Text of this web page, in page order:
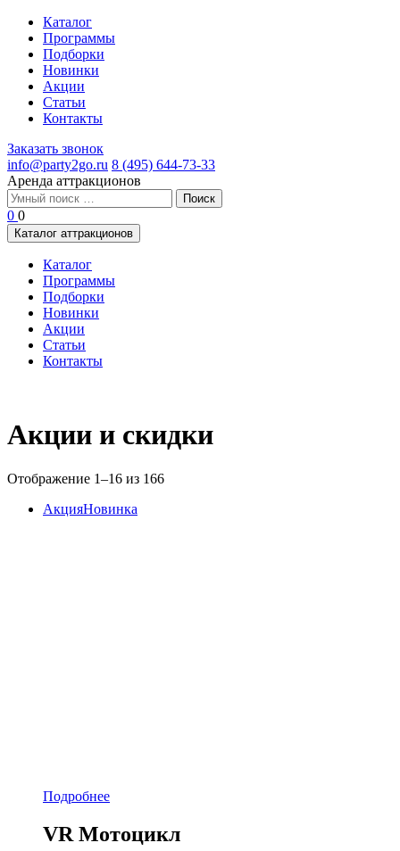
Каталог
Программы
Подборки
Новинки
Акции
Статьи
Контакты
Заказать звонок
info@party2go.ru 8 (495) 644-73-33
Аренда аттракционов
Найти:
0 0
Каталог аттракционов
Каталог
Программы
Подборки
Новинки
Акции
Статьи
Контакты
Акции и скидки
Отображение 1–16 из 166
АкцияНовинка
Подробнее
VR Мотоцикл